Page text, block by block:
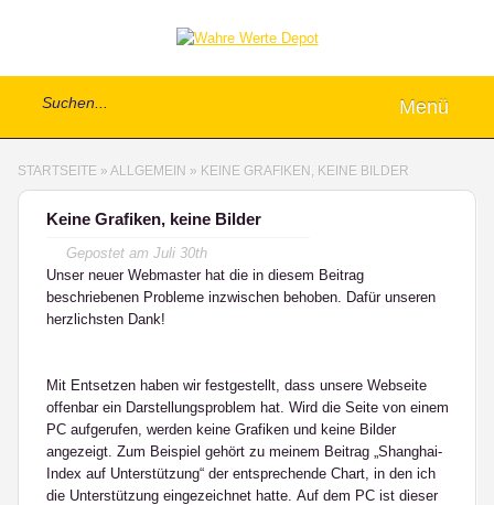
Menü
STARTSEITE » ALLGEMEIN » KEINE GRAFIKEN, KEINE BILDER
Keine Grafiken, keine Bilder
Gepostet am Juli 30th
Unser neuer Webmaster hat die in diesem Beitrag
beschriebenen Probleme inzwischen behoben. Dafür unseren
herzlichsten Dank!
Mit Entsetzen haben wir festgestellt, dass unsere Webseite
offenbar ein Darstellungsproblem hat. Wird die Seite von einem
PC aufgerufen, werden keine Grafiken und keine Bilder
angezeigt. Zum Beispiel gehört zu meinem Beitrag „Shanghai-
Index auf Unterstützung“ der entsprechende Chart, in den ich
die Unterstützung eingezeichnet hatte. Auf dem PC ist dieser